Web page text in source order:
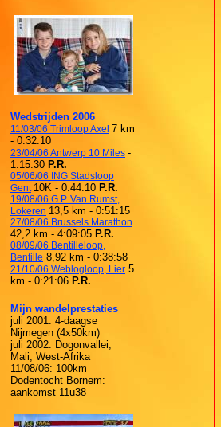
Wedstrijden 2006
11/03/06 Trimloop Axel 7 km
- 0:32:10
23/04/06 Antwerp 10 Miles -
1:15:30 P.R.
05/06/06 ING Stadsloop
Gent 10K - 0:44:10 P.R.
19/08/06 G.P. Van Rumst,
Lokeren 13,5 km - 0:51:15
27/08/06 Brussels Marathon
42,2 km - 4:09:05 P.R.
08/09/06 Bentilleloop,
Bentille 8,92 km - 0:38:58
21/10/06 Weblogloop, Lier 5
km - 0:21:06 P.R.
Mijn wandelprestaties
juli 2001: 4-daagse
Nijmegen (4x50km)
juli 2002: Dogonvallei,
Mali, West-Afrika
11/08/06: 100km
Dodentocht Bornem:
aankomst 11u38